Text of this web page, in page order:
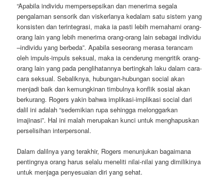
“Apabila individu mempersepsikan dan menerima segala
pengalaman sensorik dan viskerlanya kedalam satu sistem yang
konsisten dan terintegrasi, maka ia pasti lebih memahami orang-
orang lain yang lebih menerima orang-orang lain sebagai individu
–individu yang berbeda”. Apabila seseorang merasa terancam
oleh impuls-impuls seksual, maka ia cenderung mengritik orang-
orang lain yang pada penglihatannya bertingkah laku dalam cara-
cara seksual. Sebaliknya, hubungan-hubungan social akan
menjadi baik dan kemungkinan timbulnya konflik sosial akan
berkurang. Rogers yakin bahwa implikasi-implikasi social dari
dalil ini adalah “sedemikian rupa sehingga melonggarkan
imajinasi”. Hal ini malah merupakan kunci untuk menghapuskan
perselisihan interpersonal.
Dalam dalilnya yang terakhir, Rogers menunjukan bagaimana
pentingnya orang harus selalu meneliti nilai-nilai yang dimilikinya
untuk menjaga penyesuaian diri yang sehat.